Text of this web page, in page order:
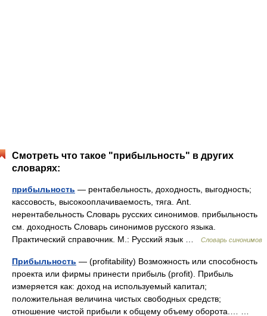
Смотреть что такое "прибыльность" в других
словарях:
прибыльность — рентабельность, доходность, выгодность;
кассовость, высокооплачиваемость, тяга. Ant.
нерентабельность Словарь русских синонимов. прибыльность
см. доходность Словарь синонимов русского языка.
Практический справочник. М.: Русский язык …
Словарь синонимов
Прибыльность — (profitability) Возможность или способность
проекта или фирмы принести прибыль (profit). Прибыль
измеряется как: доход на используемый капитал;
положительная величина чистых свободных средств;
отношение чистой прибыли к общему объему оборота.… …